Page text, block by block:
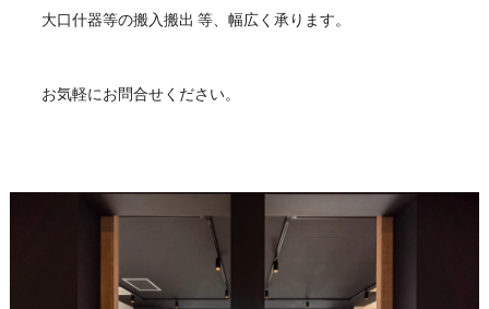
大口什器等の搬入搬出 等、幅広く承ります。
お気軽にお問合せください。